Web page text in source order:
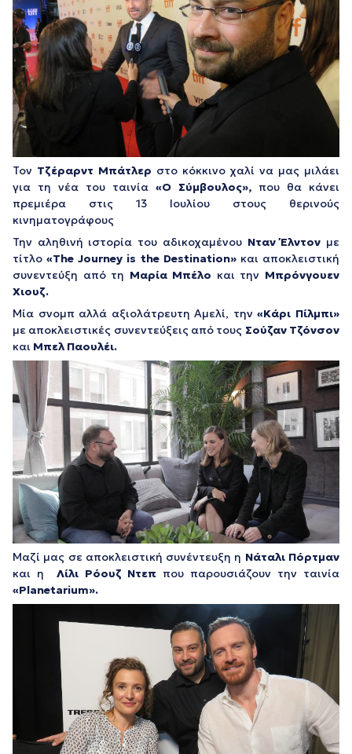
Τον Τζέραρντ Μπάτλερ στο κόκκινο χαλί να μας μιλάει
για τη νέα του ταινία «Ο Σύμβουλος», που θα κάνει
πρεμιέρα στις 13 Ιουλίου στους θερινούς
κινηματογράφους
Την αληθινή ιστορία του αδικοχαμένου Νταν Έλντον με
τίτλο«The Journey is the Destination» και αποκλειστική
συνεντεύξη από τη Μαρία Μπέλο και την Μπρόνγουεν
Χιουζ.
Mία σνομπ αλλά αξιολάτρευτη Αμελί, την«Κάρι Πίλμπι»
με αποκλειστικές συνεντεύξεις από τους Σούζαν Τζόνσον
και Μπελ Παουλέι.
Μαζί μας σε αποκλειστική συνέντευξη η Νάταλι Πόρτμαν
και η
Λίλι Ρόουζ Ντεπ που παρουσιάζουν την ταινία
«Planetarium».